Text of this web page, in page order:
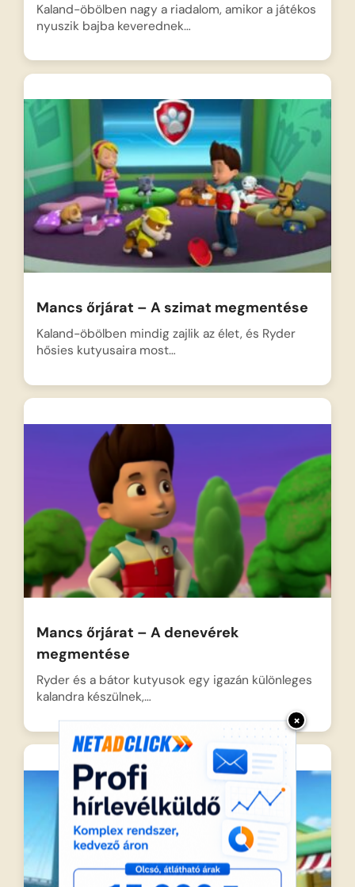
×
Kaland-öbölben nagy a riadalom, amikor a játékos
nyuszik bajba keverednek…
Mancs őrjárat – A szimat megmentése
Kaland-öbölben mindig zajlik az élet, és Ryder
hősies kutyusaira most…
Mancs őrjárat – A denevérek
megmentése
Ryder és a bátor kutyusok egy igazán különleges
kalandra készülnek,…